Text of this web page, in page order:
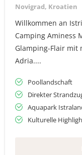
Novigrad, Kroatien
Willkommen an
Camping Aminess
Glamping-Flair mit
Adria....
Poollandschaft
Direkter
Aquapark
Kulturelle